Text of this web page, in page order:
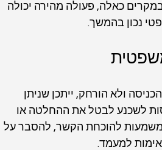
כאלה, פעולה מהירה יכולה
נכון בהמשך.
ולא הורחק, ייתכן שניתן
לשכנע לבטל את ההחלטה או
משמעות להוכחת הקשר, להסבר על
למעמד.